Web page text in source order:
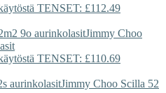
TENSET: £112.49
Jimmy Choo
TENSET: £110.69
Jimmy Choo Scilla 52